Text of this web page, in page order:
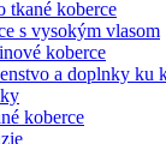
tkané koberce
s vysokým vlasom
koberce
a doplnky ku
koberce